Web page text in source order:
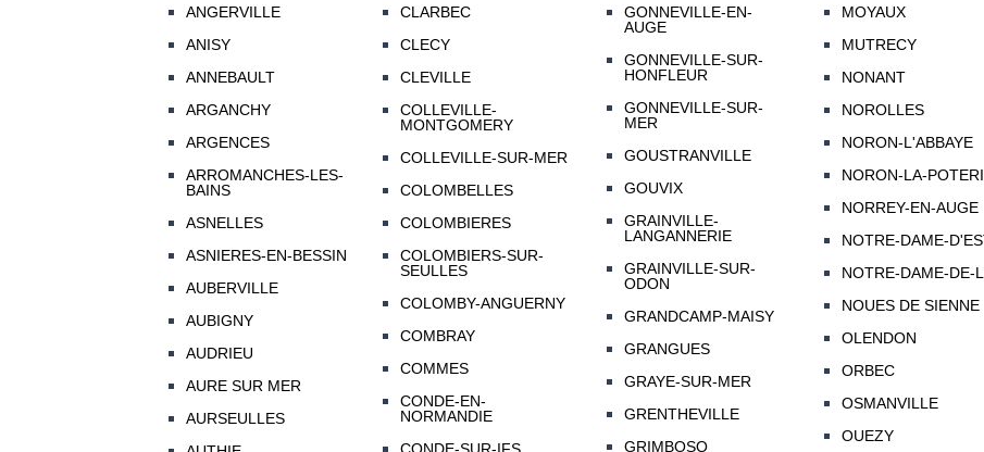
ANGERVILLE
ANISY
ANNEBAULT
ARGANCHY
ARGENCES
ARROMANCHES-LES-
BAINS
ASNELLES
ASNIERES-EN-BESSIN
AUBERVILLE
AUBIGNY
AUDRIEU
AURE SUR MER
AURSEULLES
CLARBEC
CLECY
CLEVILLE
COLLEVILLE-
MONTGOMERY
COLLEVILLE-SUR-MER
COLOMBELLES
COLOMBIERES
COLOMBIERS-SUR-
SEULLES
COLOMBY-ANGUERNY
COMBRAY
COMMES
CONDE-EN-
NORMANDIE
GONNEVILLE-EN-
AUGE
GONNEVILLE-SUR-
HONFLEUR
GONNEVILLE-SUR-
MER
GOUSTRANVILLE
GOUVIX
GRAINVILLE-
LANGANNERIE
GRAINVILLE-SUR-
ODON
GRANDCAMP-MAISY
GRANGUES
GRAYE-SUR-MER
GRENTHEVILLE
GRIMBOSQ
MOYAUX
MUTRECY
NONANT
NOROLLES
NORON-L'ABBAYE
NORON-LA-
NORREY-EN-AUGE
NOTRE-DAME-
NOTRE-DAME-DE-
NOUES DE SIENNE
OLENDON
ORBEC
OSMANVILLE
OUEZY